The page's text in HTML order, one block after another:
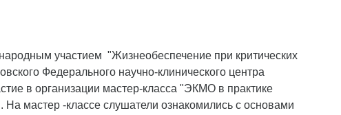
участием "Жизнеобеспечение при критических
Федерального научно-клинического центра
в организации мастер-класса "ЭКМО в практике
мастер -классе слушатели ознакомились с основами